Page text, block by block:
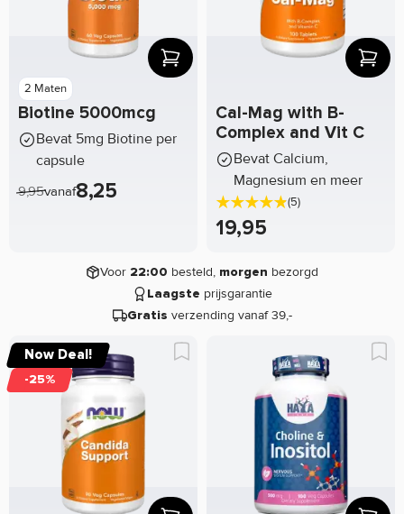
2 Maten
Biotine 5000mcg
Bevat 5mg Biotine per
capsule
9,95vanaf8,25
Cal-Mag with B-
Complex and Vit C
Bevat Calcium,
Magnesium en meer
(5)
19,95
Voor 22:00 besteld, morgen bezorgd
Laagste prijsgarantie
Gratis verzending vanaf 39,-
Now Deal!
-25%